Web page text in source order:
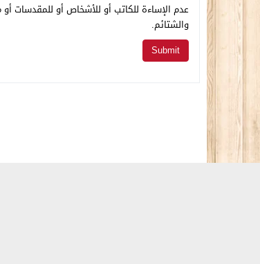
عدم الإساءة للكاتب أو للأشخاص أو للمقدسات
والشتائم.